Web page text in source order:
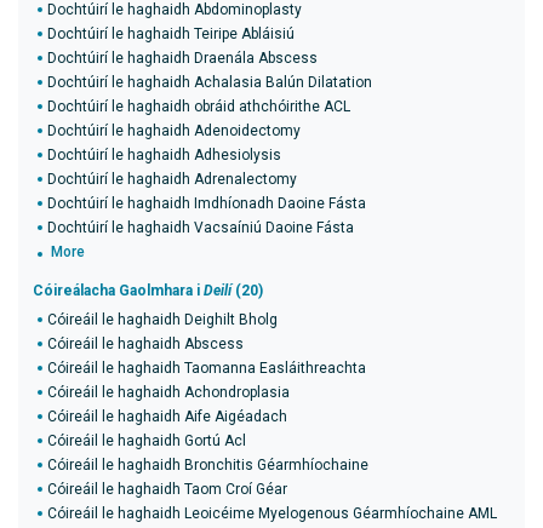
Dochtúirí le haghaidh Abdominoplasty
Dochtúirí le haghaidh Teiripe Abláisiú
Dochtúirí le haghaidh Draenála Abscess
Dochtúirí le haghaidh Achalasia Balún Dilatation
Dochtúirí le haghaidh obráid athchóirithe ACL
Dochtúirí le haghaidh Adenoidectomy
Dochtúirí le haghaidh Adhesiolysis
Dochtúirí le haghaidh Adrenalectomy
Dochtúirí le haghaidh Imdhíonadh Daoine Fásta
Dochtúirí le haghaidh Vacsaíniú Daoine Fásta
More
Cóireálacha Gaolmhara i Deilí (20)
Cóireáil le haghaidh Deighilt Bholg
Cóireáil le haghaidh Abscess
Cóireáil le haghaidh Taomanna Easláithreachta
Cóireáil le haghaidh Achondroplasia
Cóireáil le haghaidh Aife Aigéadach
Cóireáil le haghaidh Gortú Acl
Cóireáil le haghaidh Bronchitis Géarmhíochaine
Cóireáil le haghaidh Taom Croí Géar
Cóireáil le haghaidh Leoicéime Myelogenous Géarmhíochaine AML